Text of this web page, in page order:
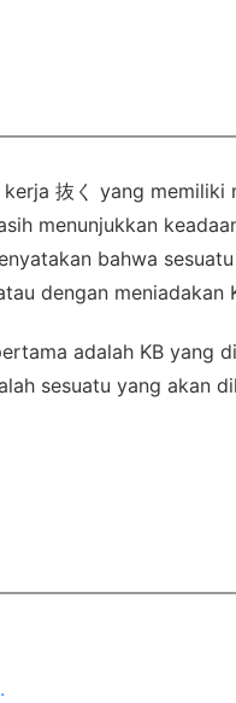
抜く yang memiliki
menunjukkan
bahwa
dengan meniadakan
adalah KB yang
sesuatu yang akan